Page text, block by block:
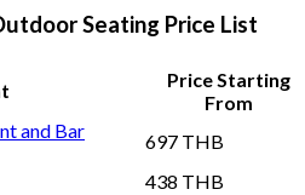
Seating Price List
Price Starting
From
and Bar
697 THB
438 THB